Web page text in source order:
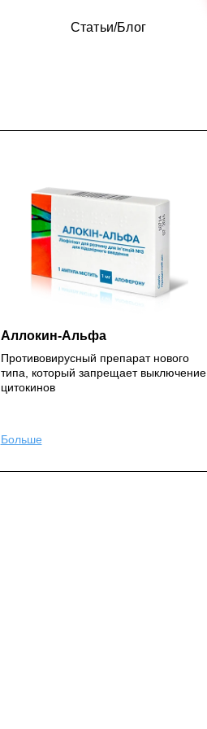
Статьи/Блог
Аллокин-Альфа
Противовирусный препарат нового
типа, который запрещает выключение
цитокинов
Больше